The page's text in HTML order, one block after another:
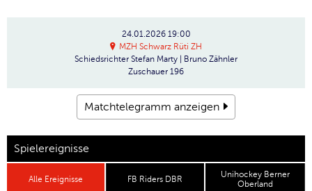
24.01.2026 19:00
MZH Schwarz Rüti ZH
Schiedsrichter Stefan Marty | Bruno Zähnler
Zuschauer 196
Matchtelegramm anzeigen
Spielereignisse
Alle Ereignisse FB Riders DBR
Unihockey Berner
Oberland